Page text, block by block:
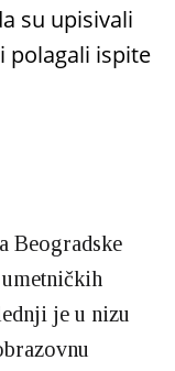
su upisivali
polagali ispite
Beogradske
je u nizu